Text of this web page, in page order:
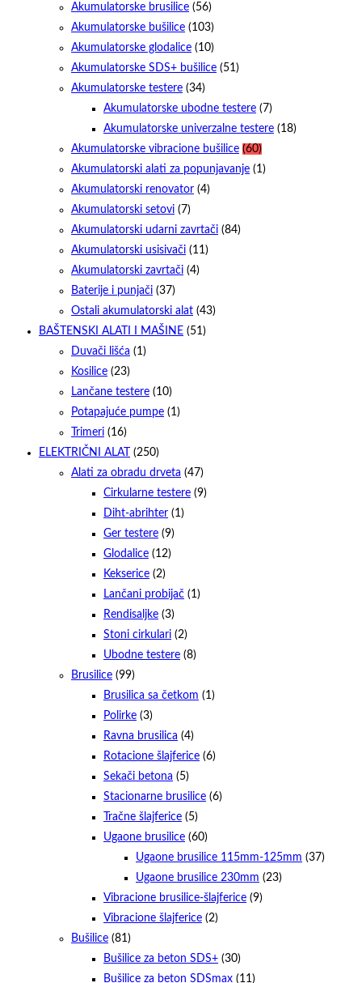
Akumulatorske brusilice (56)
Akumulatorske bušilice (103)
Akumulatorske glodalice (10)
Akumulatorske SDS+ bušilice (51)
Akumulatorske testere (34)
Akumulatorske ubodne testere (7)
Akumulatorske univerzalne testere (18)
Akumulatorske vibracione bušilice (60)
Akumulatorski alati za popunjavanje (1)
Akumulatorski renovator (4)
Akumulatorski setovi (7)
Akumulatorski udarni zavrtači (84)
Akumulatorski usisivači (11)
Akumulatorski zavrtači (4)
Baterije i punjači (37)
Ostali akumulatorski alat (43)
BAŠTENSKI ALATI I MAŠINE (51)
Duvači lišća (1)
Kosilice (23)
Lančane testere (10)
Potapajuće pumpe (1)
Trimeri (16)
ELEKTRIČNI ALAT
(250)
Alati za obradu drveta (47)
Cirkularne testere (9)
Diht-abrihter (1)
Ger testere (9)
Glodalice (12)
Kekserice (2)
Lančani probijač (1)
Rendisaljke (3)
Stoni cirkulari (2)
Ubodne testere (8)
Brusilice (99)
Brusilica sa četkom (1)
Polirke (3)
Ravna brusilica (4)
Rotacione šlajferice (6)
Sekači betona (5)
Stacionarne brusilice (6)
Tračne šlajferice (5)
Ugaone brusilice (60)
Ugaone brusilice 115mm-125mm (37)
Ugaone brusilice 230mm (23)
Vibracione brusilice-šlajferice (9)
Vibracione šlajferice (2)
Bušilice (81)
Bušilice za beton SDS+ (30)
Bušilice za beton SDSmax (11)